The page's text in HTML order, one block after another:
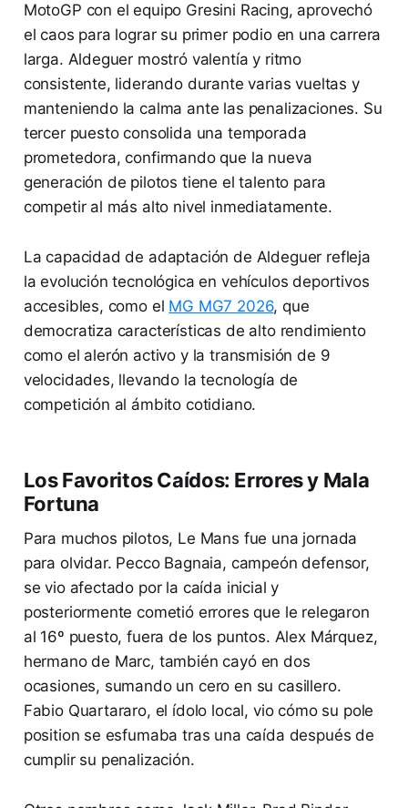
MotoGP con el equipo Gresini Racing, aprovechó
el caos para lograr su primer podio en una carrera
larga. Aldeguer mostró valentía y ritmo
consistente, liderando durante varias vueltas y
manteniendo la calma ante las penalizaciones. Su
tercer puesto consolida una temporada
prometedora, confirmando que la nueva
generación de pilotos tiene el talento para
competir al más alto nivel inmediatamente.
La capacidad de adaptación de Aldeguer refleja
la evolución tecnológica en vehículos deportivos
accesibles, como el MG MG7 2026, que
democratiza características de alto rendimiento
como el alerón activo y la transmisión de 9
velocidades, llevando la tecnología de
competición al ámbito cotidiano.
Los Favoritos Caídos: Errores y Mala
Fortuna
Para muchos pilotos, Le Mans fue una jornada
para olvidar. Pecco Bagnaia, campeón defensor,
se vio afectado por la caída inicial y
posteriormente cometió errores que le relegaron
al 16º puesto, fuera de los puntos. Alex Márquez,
hermano de Marc, también cayó en dos
ocasiones, sumando un cero en su casillero.
Fabio Quartararo, el ídolo local, vio cómo su pole
position se esfumaba tras una caída después de
cumplir su penalización.